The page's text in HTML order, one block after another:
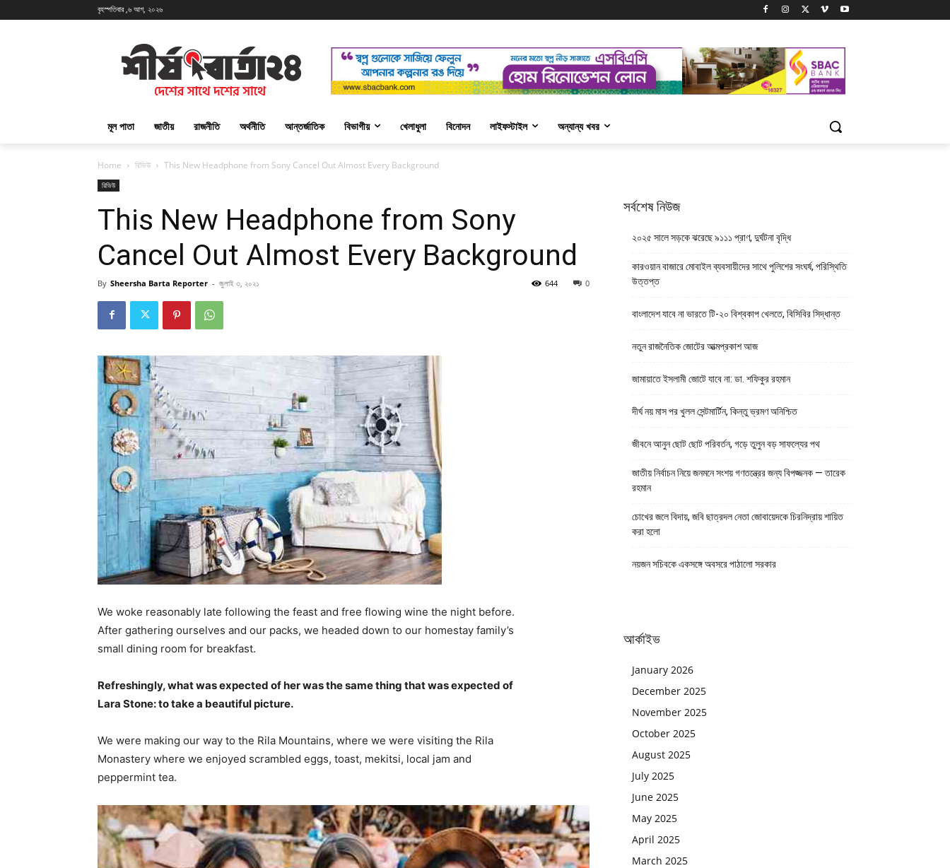
বৃহস্পতিবার ,৬ আগ, ২০২৬
মূল পাতা জাতীয় রাজনীতি অর্থনীতি আন্তর্জাতিক বিভাগীয় খেলাধুলা বিনোদন লাইফস্টাইল অন্যান্য খবর
Home রিভিউ This New Headphone from Sony Cancel Out Almost Every Background
রিভিউ
This New Headphone from Sony
Cancel Out Almost Every Background
By Sheersha Barta Reporter - জুলাই ৩, ২০২১ 0
644
We woke reasonably late following the feast and free flowing wine the night before.
After gathering ourselves and our packs, we headed down to our homestay family’s
small dining room for breakfast.
Refreshingly, what was expected of her was the same thing that was expected of
Lara Stone: to take a beautiful picture.
We were making our way to the Rila Mountains, where we were visiting the Rila
Monastery where we enjoyed scrambled eggs, toast, mekitsi, local jam and
peppermint tea.
সর্বশেষ নিউজ
২০২৫ সালে সড়কে ঝরেছে ৯১১১ প্রাণ, দুর্ঘটনা বৃদ্ধি
কারওয়ান বাজারে মোবাইল ব্যবসায়ীদের সাথে পুলিশের সংঘর্ষ, পরিস্থিতি
উত্তপ্ত
বাংলাদেশ যাবে না ভারতে টি-২০ বিশ্বকাপ খেলতে, বিসিবির সিদ্ধান্ত
নতুন রাজনৈতিক জোটের আত্মপ্রকাশ আজ
জামায়াতে ইসলামী জোটে যাবে না: ডা. শফিকুর রহমান
দীর্ঘ নয় মাস পর খুলল সেন্টমার্টিন, কিন্তু ভ্রমণ অনিশ্চিত
জীবনে আনুন ছোট ছোট পরিবর্তন, গড়ে তুলুন বড় সাফল্যের পথ
জাতীয় নির্বাচন নিয়ে জনমনে সংশয় গণতন্ত্রের জন্য বিপজ্জনক — তারেক
রহমান
চোখের জলে বিদায়, জবি ছাত্রদল নেতা জোবায়েদকে চিরনিদ্রায় শায়িত
করা হলো
নয়জন সচিবকে একসঙ্গে অবসরে পাঠালো সরকার
আর্কাইভ
January 2026
December 2025
November 2025
October 2025
August 2025
July 2025
June 2025
May 2025
April 2025
March 2025